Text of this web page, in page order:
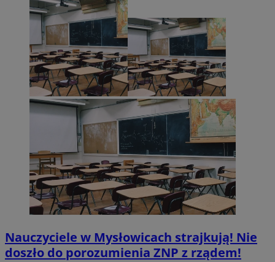
Nauczyciele w Mysłowicach strajkują! Nie
doszło do porozumienia ZNP z rządem!